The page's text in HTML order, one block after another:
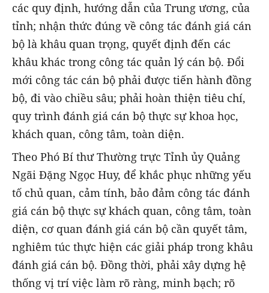
các quy định, hướng dẫn của Trung ương, của
tỉnh; nhận thức đúng về công tác đánh giá cán
bộ là khâu quan trọng, quyết định đến các
khâu khác trong công tác quản lý cán bộ. Đổi
mới công tác cán bộ phải được tiến hành đồng
bộ, đi vào chiều sâu; phải hoàn thiện tiêu chí,
quy trình đánh giá cán bộ thực sự khoa học,
khách quan, công tâm, toàn diện.
Theo Phó Bí thư Thường trực Tỉnh ủy Quảng
Ngãi Đặng Ngọc Huy, để khắc phục những yếu
tố chủ quan, cảm tính, bảo đảm công tác đánh
giá cán bộ thực sự khách quan, công tâm, toàn
diện, cơ quan đánh giá cán bộ cần quyết tâm,
nghiêm túc thực hiện các giải pháp trong khâu
đánh giá cán bộ. Đồng thời, phải xây dựng hệ
thống vị trí việc làm rõ ràng, minh bạch; rõ